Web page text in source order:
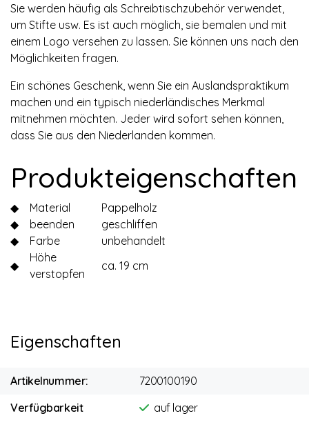
Sie werden häufig als Schreibtischzubehör verwendet,
um Stifte usw. Es ist auch möglich, sie bemalen und mit
einem Logo versehen zu lassen. Sie können uns nach den
Möglichkeiten fragen.
Ein schönes Geschenk, wenn Sie ein Auslandspraktikum
machen und ein typisch niederländisches Merkmal
mitnehmen möchten. Jeder wird sofort sehen können,
dass Sie aus den Niederlanden kommen.
Produkteigenschaften
◆ Material
Pappelholz
◆
beenden
geschliffen
◆
Farbe
unbehandelt
◆
Höhe
verstopfen
ca. 19 cm
Eigenschaften
Artikelnummer:
7200100190
Verfügbarkeit
auf lager